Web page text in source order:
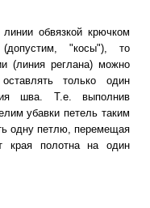
обвязкой крючком
"косы"), то
(линия реглана) можно
только один
шва. Т.е. выполнив
убавки петель таким
одну петлю, перемещая
края полотна на один